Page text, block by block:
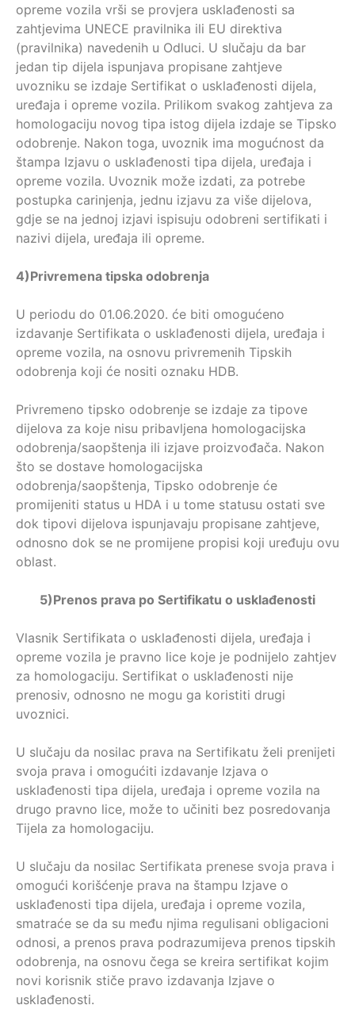
opreme vozila vrši se provjera usklađenosti sa
zahtjevima UNECE pravilnika ili EU direktiva
(pravilnika) navedenih u Odluci. U slučaju da bar
jedan tip dijela ispunjava propisane zahtjeve
uvozniku se izdaje Sertifikat o usklađenosti dijela,
uređaja i opreme vozila. Prilikom svakog zahtjeva za
homologaciju novog tipa istog dijela izdaje se Tipsko
odobrenje. Nakon toga, uvoznik ima mogućnost da
štampa Izjavu o usklađenosti tipa dijela, uređaja i
opreme vozila. Uvoznik može izdati, za potrebe
postupka carinjenja, jednu izjavu za više dijelova,
gdje se na jednoj izjavi ispisuju odobreni sertifikati i
nazivi dijela, uređaja ili opreme.
4)Privremena tipska odobrenja
U periodu do 01.06.2020. će biti omogućeno
izdavanje Sertifikata o usklađenosti dijela, uređaja i
opreme vozila, na osnovu privremenih Tipskih
odobrenja koji će nositi oznaku HDB.
Privremeno tipsko odobrenje se izdaje za tipove
dijelova za koje nisu pribavljena homologacijska
odobrenja/saopštenja ili izjave proizvođača. Nakon
što se dostave homologacijska
odobrenja/saopštenja, Tipsko odobrenje će
promijeniti status u HDA i u tome statusu ostati sve
dok tipovi dijelova ispunjavaju propisane zahtjeve,
odnosno dok se ne promijene propisi koji uređuju ovu
oblast.
5)Prenos prava po Sertifikatu o usklađenosti
Vlasnik Sertifikata o usklađenosti dijela, uređaja i
opreme vozila je pravno lice koje je podnijelo zahtjev
za homologaciju. Sertifikat o usklađenosti nije
prenosiv, odnosno ne mogu ga koristiti drugi
uvoznici.
U slučaju da nosilac prava na Sertifikatu želi prenijeti
svoja prava i omogućiti izdavanje Izjava o
usklađenosti tipa dijela, uređaja i opreme vozila na
drugo pravno lice, može to učiniti bez posredovanja
Tijela za homologaciju.
U slučaju da nosilac Sertifikata prenese svoja prava i
omogući korišćenje prava na štampu Izjave o
usklađenosti tipa dijela, uređaja i opreme vozila,
smatraće se da su među njima regulisani obligacioni
odnosi, a prenos prava podrazumijeva prenos tipskih
odobrenja, na osnovu čega se kreira sertifikat kojim
novi korisnik stiče pravo izdavanja Izjave o
usklađenosti.